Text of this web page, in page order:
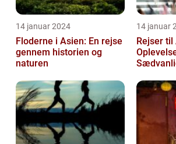
14 januar 2024
Floderne i Asien: En rejse
gennem historien og
naturen
14 januar
Rejser til